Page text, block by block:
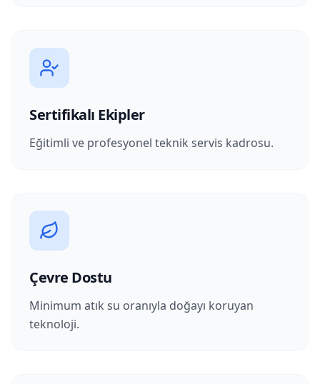
Sertifikalı Ekipler
Eğitimli ve profesyonel teknik servis kadrosu.
Çevre Dostu
Minimum atık su oranıyla doğayı koruyan
teknoloji.